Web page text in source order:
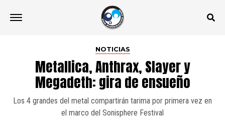
NOTICIAS
Metallica, Anthrax, Slayer y
Megadeth: gira de ensueño
Los 4 grandes del metal compartirán tarima por primera vez en
el marco del Sonisphere Festival